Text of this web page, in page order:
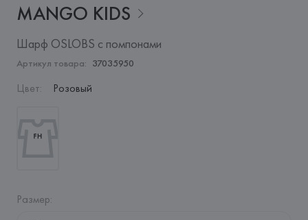
MANGO KIDS
Шарф OSLOBS с помпонами
Артикул товара: 37035950
Цвет: Розовый
Размер: